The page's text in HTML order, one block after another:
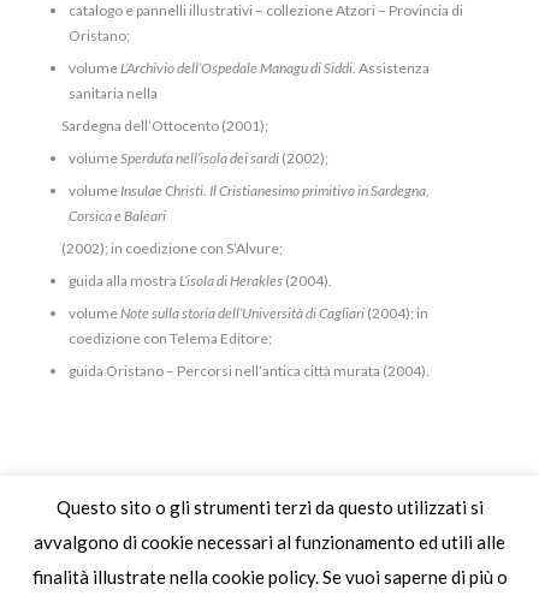
catalogo e pannelli illustrativi – collezione Atzori – Provincia di
Oristano;
volumeL’Archiviodell’Ospedale Managu di Siddi. Assistenza
sanitaria nella
Sardegna dell’Ottocento (2001);
volumeSperduta nell’isola dei sardi(2002);
volume Insulae Christi. Il Cristianesimo primitivo in Sardegna,
Corsica e Baleari
(2002); in coedizione con S’Alvure;
guida alla mostra L’isola di Herakles(2004).
volumeNote sulla storia dell’Università di Cagliari(2004); in
coedizione con Telema Editore;
guida Oristano – Percorsi nell’antica città murata (2004).
MEMORIA STORICA SOC.COOP.
VIA DELL'ARTIGIANATO 18 - 09122 CAGLIARI | TEL 070241321 |
INFO@MEMORIASTORICA.EU |
POSTACERTIFICATA@PEC.MEMORIASTORICA.EU
Questo sito o gli strumenti terzi da questo utilizzati si
avvalgono di cookie necessari al funzionamento ed utili alle
finalità illustrate nella cookie policy. Se vuoi saperne di più o